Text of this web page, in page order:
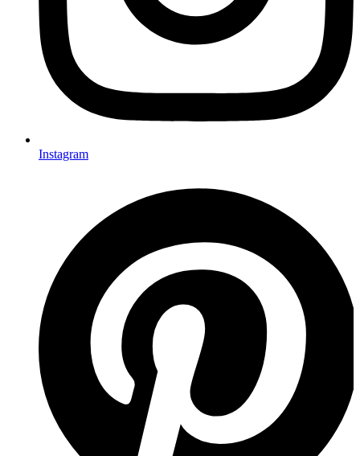
Instagram